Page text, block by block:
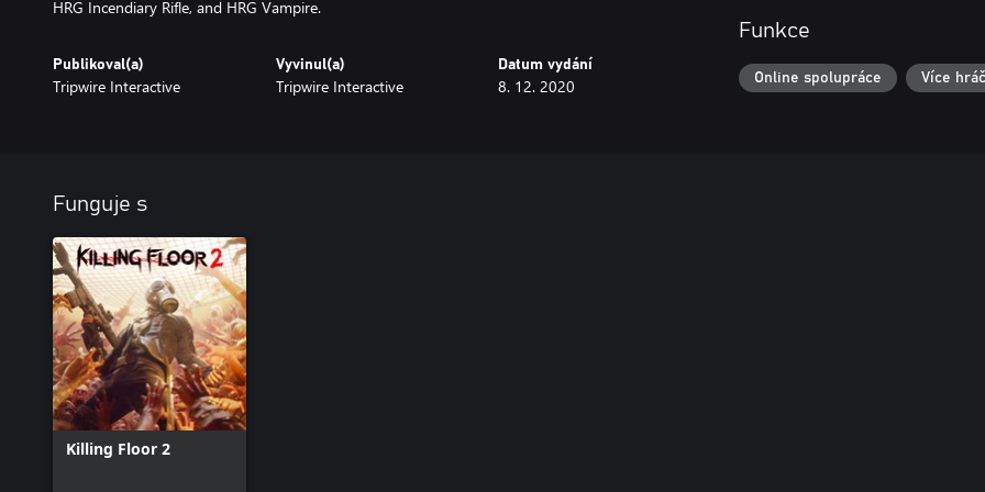
HRG Incendiary Rifle, and HRG Vampire.
Publikoval(a)
Tripwire Interactive
Vyvinul(a)
Tripwire Interactive
Datum vydání
8. 12. 2020
Funkce
Online spolupráce Více
Funguje s
Killing Floor 2